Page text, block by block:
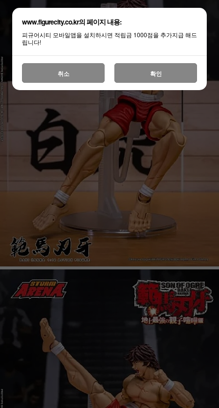
www.figurecity.co.kr의 페이지 내용:
피규어시티 모바일앱을 설치하시면 적립금 1000점을 추가지급 해드
립니다!
취소 확인